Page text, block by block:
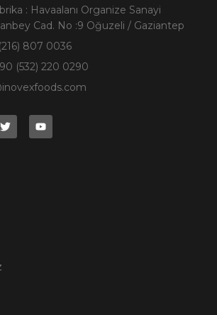
: Havaalanı Organize Sanayi
Cad. No :9 Oğuzeli / Gaziantep
807 0036
(532) 220 0290